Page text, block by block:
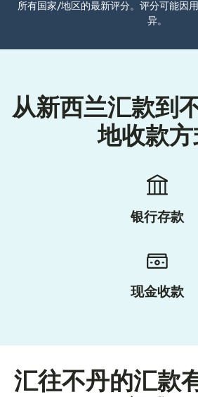
所有国家/地区的最新评分。评分可能因
异。
从新西兰汇款到
地收款方
银行存款
现金收款
汇往不丹的汇款